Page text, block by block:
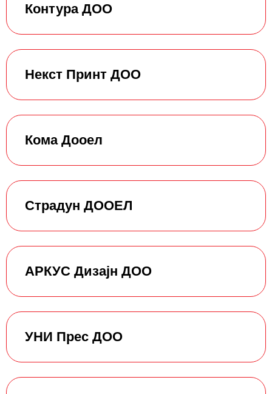
Контура ДОО
Некст Принт ДОО
Кома Дооел
Страдун ДООЕЛ
АРКУС Дизајн ДОО
УНИ Прес ДОО